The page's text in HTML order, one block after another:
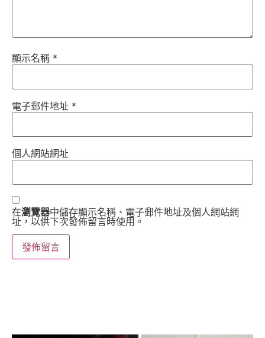
顯示名稱 *
電子郵件地址 *
個人網站網址
在瀏覽器中儲存顯示名稱、電子郵件地址及個人網站網
址，以供下次發佈留言時使用。